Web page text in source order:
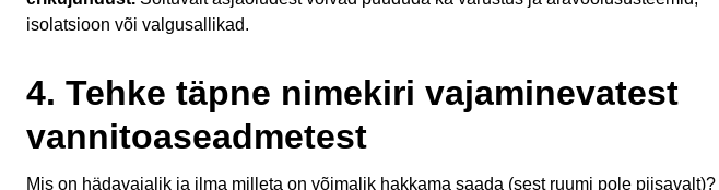
isolatsioon või valgusallikad.
4. Tehke täpne nimekiri vajaminevatest
vannitoaseadmetest
Mis on hädavajalik ja ilma milleta on võimalik hakkama saada (sest ruumi pole piisavalt)?